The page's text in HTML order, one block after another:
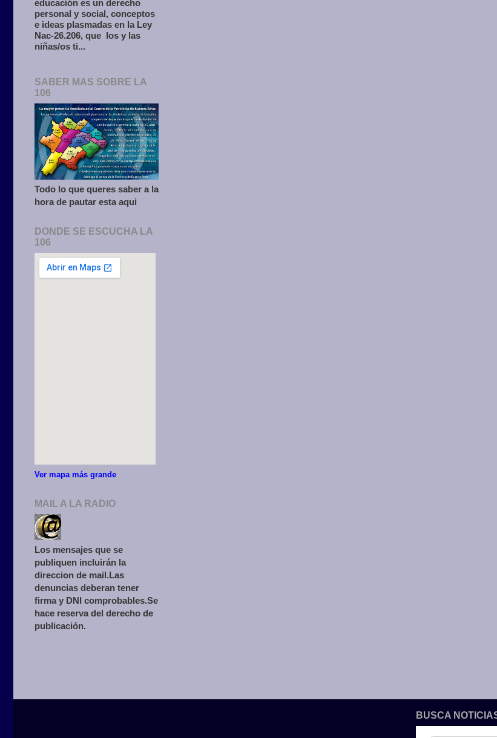
educación es un derecho
personal y social, conceptos
e ideas plasmadas en la Ley
Nac-26.206, que los y las
niñas/os ti...
SABER MAS SOBRE LA
106
Todo lo que queres saber a la
hora de pautar esta aqui
DONDE SE ESCUCHA LA
106
Ver mapa más grande
MAIL A LA RADIO
Los mensajes que se
publiquen incluirán la
direccion de mail.Las
denuncias deberan tener
firma y DNI comprobables.Se
hace reserva del derecho de
publicación.
BUSCA